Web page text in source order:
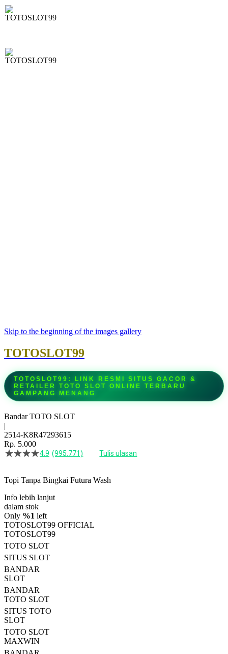
Skip to the beginning of the images gallery
TOTOSLOT99
TOTOSLOT99: LINK RESMI SITUS GACOR &
RETAILER TOTO SLOT ONLINE TERBARU
GAMPANG MENANG
Bandar TOTO SLOT
|
2514-K8R47293615
Rp. 5.000
4.5
bintang,
rating
rata-
rata.
Read
13
Reviews.
Tautan
halaman
yang
sama.
4.9 (995.771) Tulis ulasan
Topi Tanpa Bingkai Futura Wash
Info lebih lanjut
dalam stok
Only %1 left
TOTOSLOT99 OFFICIAL
TOTOSLOT99
TOTO SLOT
SITUS SLOT
BANDAR
SLOT
BANDAR
TOTO SLOT
SITUS TOTO
SLOT
TOTO SLOT
MAXWIN